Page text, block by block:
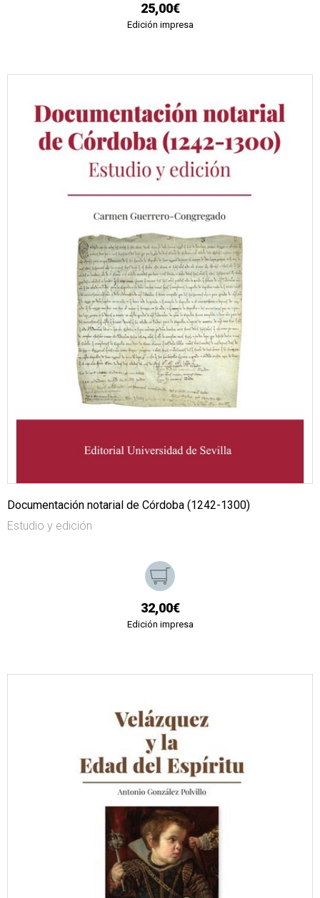
25,00€
Edición impresa
Documentación notarial de Córdoba (1242-1300)
Estudio y edición
32,00€
Edición impresa